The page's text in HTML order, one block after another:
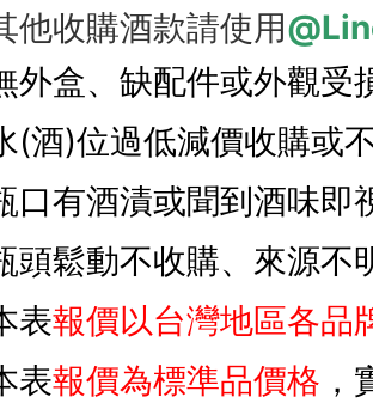
他收購酒款請使用
外盒、缺配件或外觀受
(酒)位過低減價收購或
口有酒漬或聞到酒味即
頭鬆動不收購、來源不
表報價以台灣地區各品
表報價為標準品價格